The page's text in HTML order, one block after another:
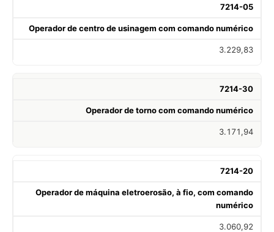
7214-05
Operador de centro de usinagem com comando numérico
3.229,83
7214-30
Operador de torno com comando numérico
3.171,94
7214-20
Operador de máquina eletroerosão, à fio, com comando
numérico
3.060,92